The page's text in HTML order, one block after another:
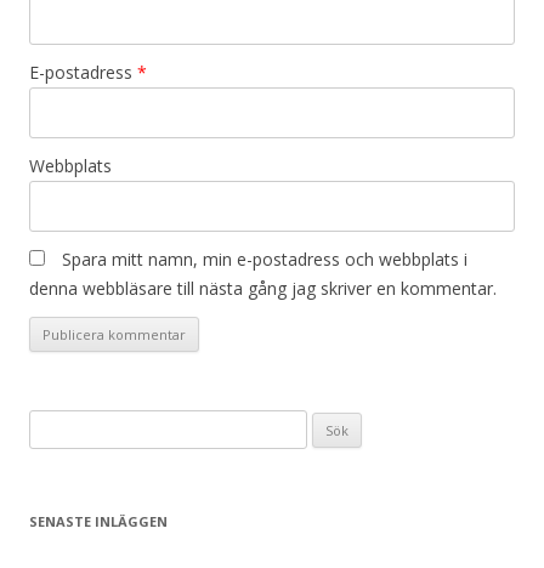
E-postadress *
Webbplats
Spara mitt namn, min e-postadress och webbplats i
denna webbläsare till nästa gång jag skriver en kommentar.
efter:
SENASTE INLÄGGEN